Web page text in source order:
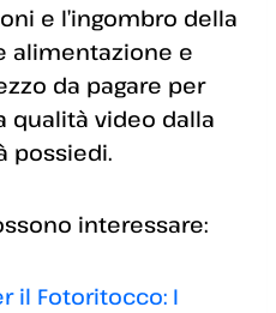
e l’ingombro della
alimentazione e
da pagare per
qualità video dalla
possiedi.
interessare:
il Fotoritocco: I